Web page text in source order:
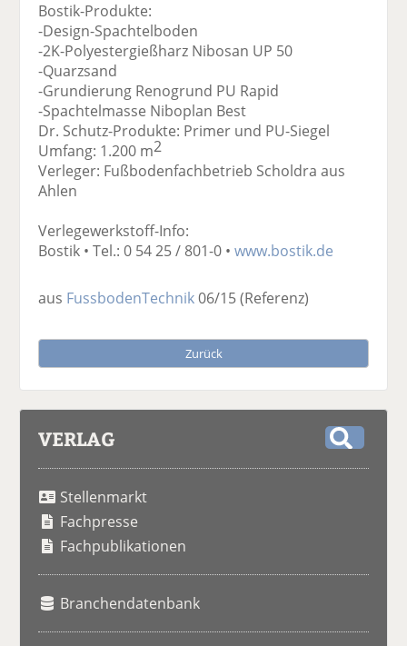
Bostik-Produkte:
-Design-Spachtelboden
-2K-Polyestergießharz Nibosan UP 50
-Quarzsand
-Grundierung Renogrund PU Rapid
-Spachtelmasse Niboplan Best
Dr. Schutz-Produkte: Primer und PU-Siegel
Umfang: 1.200 m2
Verleger: Fußbodenfachbetrieb Scholdra aus
Ahlen
Verlegewerkstoff-Info:
Bostik • Tel.: 0 54 25 / 801-0 •www.bostik.de
aus FussbodenTechnik06/15(Referenz)
Zurück
VERLAG
Stellenmarkt
Fachpresse
Fachpublikationen
Branchendatenbank